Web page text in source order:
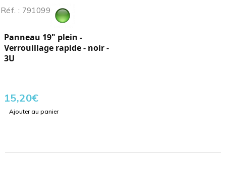
Réf. : 791099
Panneau 19" plein -
Verrouillage rapide - noir -
3U
15,20€
Ajouter au panier